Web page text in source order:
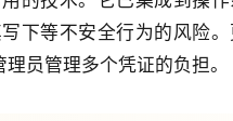
下等不安全行为的风险
员管理多个凭证的负担。